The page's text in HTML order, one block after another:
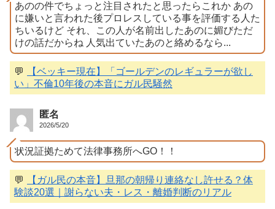
あのの件でちょっと注目されたと思ったらこれか あの
に嫌いと言われた後プロレスしている事を評価する人た
ちいるけど それ、この人が名前出したあのに媚びただ
けの話だからね 人気出ていたあのと絡めるなら...
💬
【ベッキー現在】「ゴールデンのレギュラーが欲し
い」不倫10年後の本音にガル民騒然
匿名
2026/5/20
状況証拠ためて法律事務所へGO！！
💬
【ガル民の本音】旦那の朝帰り連絡なし許せる？体
験談20選｜謝らない夫・レス・離婚判断のリアル